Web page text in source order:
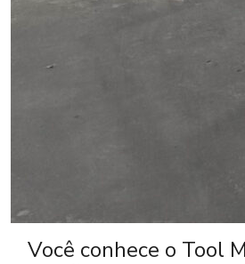
Você conhece o Tool